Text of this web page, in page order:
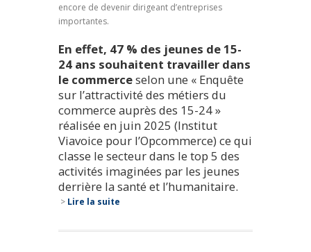
encore de devenir dirigeant d’entreprises
importantes.
En effet, 47 % des jeunes de 15-
24 ans souhaitent travailler dans
le commerceselon une « Enquête
sur l’attractivité des métiers du
commerce auprès des 15-24 »
réalisée en juin 2025 (Institut
Viavoice pour l’Opcommerce) ce qui
classe le secteur dans le top 5 des
activités imaginées par les jeunes
derrière la santé et l’humanitaire.
> Lire la suite